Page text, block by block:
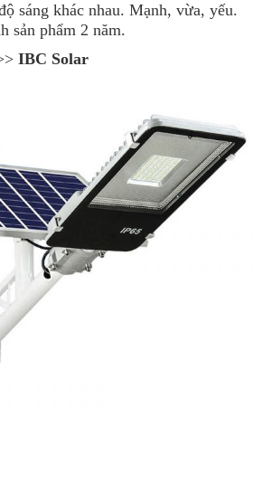
sáng khác nhau. Mạnh, vừa, yếu.
sản phẩm 2 năm.
IBC Solar